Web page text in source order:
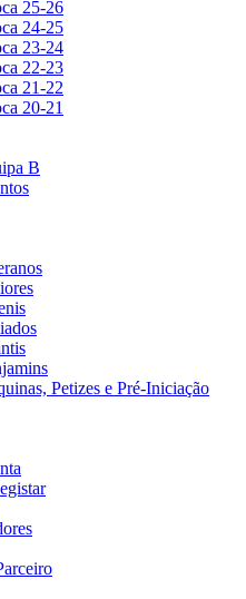
25-26
24-25
23-24
22-23
21-22
20-21
B
Petizes e Pré-Iniciação